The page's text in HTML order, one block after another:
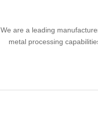
We are a leading
metal processing